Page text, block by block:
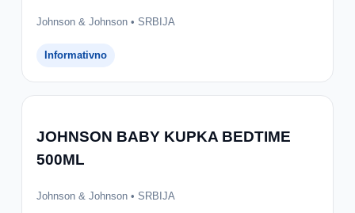
Johnson & Johnson • SRBIJA
Informativno
JOHNSON BABY KUPKA BEDTIME
500ML
Johnson & Johnson • SRBIJA